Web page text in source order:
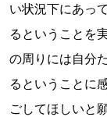
い状況下にあっ
るということを
の周りには自分
るということに
ごしてほしいと